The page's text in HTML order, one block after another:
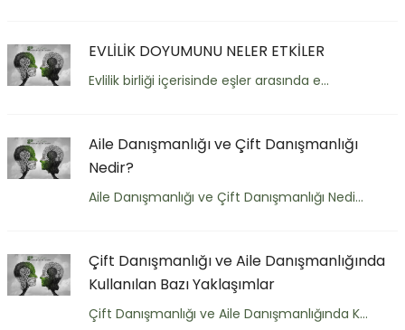
EVLİLİK DOYUMUNU NELER ETKİLER
Evlilik birliği içerisinde eşler arasında e...
Aile Danışmanlığı ve Çift Danışmanlığı
Nedir?
Aile Danışmanlığı ve Çift Danışmanlığı Nedi...
Çift Danışmanlığı ve Aile Danışmanlığında
Kullanılan Bazı Yaklaşımlar
Çift Danışmanlığı ve Aile Danışmanlığında K...